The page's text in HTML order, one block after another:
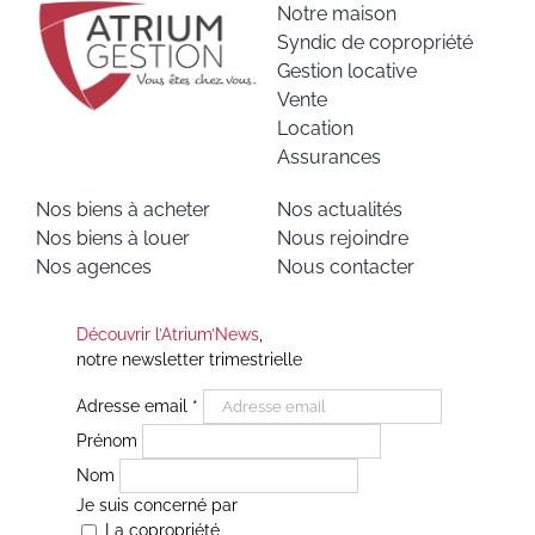
Notre maison
Syndic de copropriété
Gestion locative
Vente
Location
Assurances
Nos biens à acheter
Nos biens à louer
Nos agences
Nos actualités
Nous rejoindre
Nous contacter
Découvrir l’Atrium’News,
notre newsletter trimestrielle
Adresse email *
Prénom
Nom
Je suis concerné par
La copropriété